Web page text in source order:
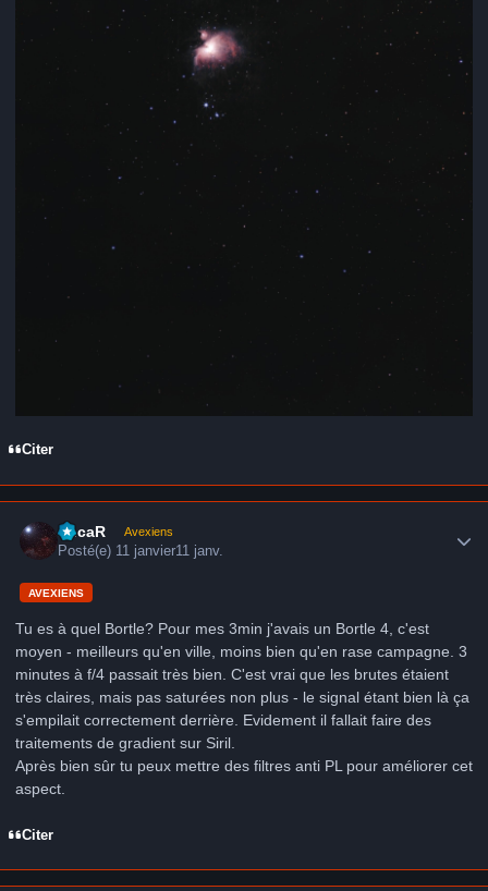
Citer
LucaR Avexiens
Posté(e) 11 janvier11 janv.
AVEXIENS
Tu es à quel Bortle? Pour mes 3min j'avais un Bortle 4, c'est
moyen - meilleurs qu'en ville, moins bien qu'en rase campagne. 3
minutes à f/4 passait très bien. C'est vrai que les brutes étaient
très claires, mais pas saturées non plus - le signal étant bien là ça
s'empilait correctement derrière. Evidement il fallait faire des
traitements de gradient sur Siril.
Après bien sûr tu peux mettre des filtres anti PL pour améliorer cet
aspect.
Citer